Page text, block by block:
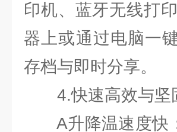
印机、蓝牙无线打
器上或通过电脑一
存档与即时分享。
4.快速高效与坚
A升降温速度快